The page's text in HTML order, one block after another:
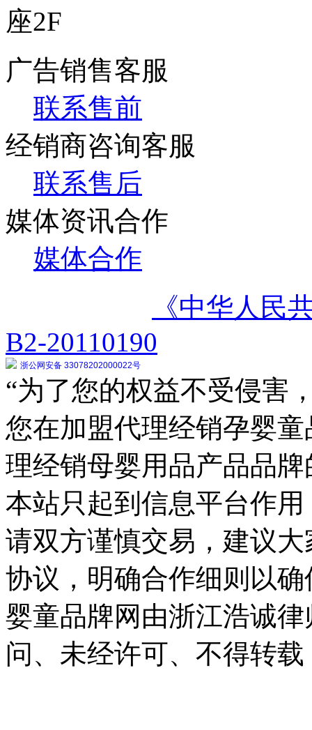
座2F
广告销售客服
联系售前
经销商咨询客服
联系售后
媒体资讯合作
媒体合作
《中华人民
B2-20110190
浙公网安备 33078202000022号
“为了您的权益不受侵害
您在加盟代理经销孕婴
理经销母婴用品产品品
本站只起到信息平台作
请双方谨慎交易，建议
协议，明确合作细则以
婴童品牌网由浙江浩诚
问、未经许可、不得转载